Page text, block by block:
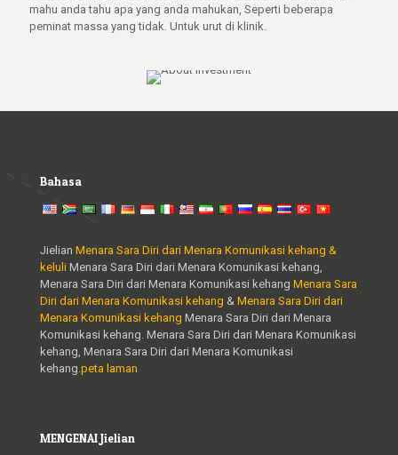
mahu anda tahu apa yang anda mahukan, Seperti beberapa
peminat massa yang tidak. Untuk urut di klinik.
Bahasa
Jielian Menara Sara Diri dari Menara Komunikasi kehang &
keluli Menara Sara Diri dari Menara Komunikasi kehang,
Menara Sara Diri dari Menara Komunikasi kehang Menara Sara
Diri dari Menara Komunikasi kehang & Menara Sara Diri dari
Menara Komunikasi kehang Menara Sara Diri dari Menara
Komunikasi kehang. Menara Sara Diri dari Menara Komunikasi
kehang, Menara Sara Diri dari Menara Komunikasi
kehang.peta laman
MENGENAI Jielian